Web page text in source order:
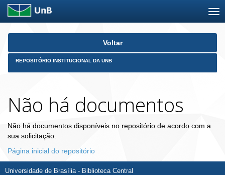
Skip
Voltar
REPOSITÓRIO INSTITUCIONAL DA UNB
Não há documentos
Não há documentos disponíveis no repositório de acordo com a
sua solicitação.
Página inicial do repositório
Universidade de Brasília - Biblioteca Central